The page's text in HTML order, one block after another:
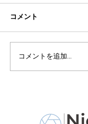
お誕生日をお
う！
コメント
コメントを追加…